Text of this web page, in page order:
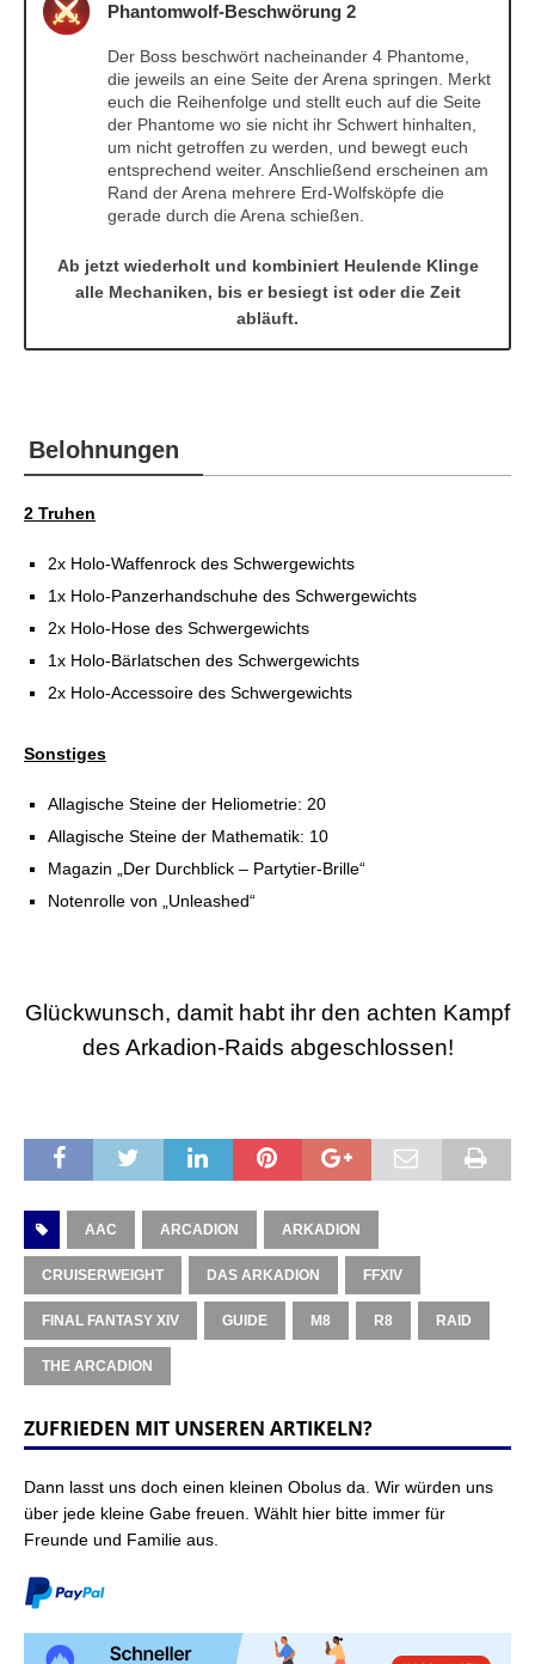
Phantomwolf-Beschwörung 2
Der Boss beschwört nacheinander 4 Phantome,
die jeweils an eine Seite der Arena springen. Merkt
euch die Reihenfolge und stellt euch auf die Seite
der Phantome wo sie nicht ihr Schwert hinhalten,
um nicht getroffen zu werden, und bewegt euch
entsprechend weiter. Anschließend erscheinen am
Rand der Arena mehrere Erd-Wolfsköpfe die
gerade durch die Arena schießen.
Ab jetzt wiederholt und kombiniert Heulende Klinge
alle Mechaniken, bis er besiegt ist oder die Zeit
abläuft.
Belohnungen
2 Truhen
2x Holo-Waffenrock des Schwergewichts
1x Holo-Panzerhandschuhe des Schwergewichts
2x Holo-Hose des Schwergewichts
1x Holo-Bärlatschen des Schwergewichts
2x Holo-Accessoire des Schwergewichts
Sonstiges
Allagische Steine der Heliometrie: 20
Allagische Steine der Mathematik: 10
Magazin „Der Durchblick – Partytier-Brille“
Notenrolle von „Unleashed“
Glückwunsch, damit habt ihr den achten Kampf
des Arkadion-Raids abgeschlossen!
AAC ARCADION ARKADION
CRUISERWEIGHT DAS ARKADION FFXIV
FINAL FANTASY XIV GUIDE M8 R8 RAID
THE ARCADION
ZUFRIEDEN MIT UNSEREN ARTIKELN?
Dann lasst uns doch einen kleinen Obolus da. Wir würden uns
über jede kleine Gabe freuen. Wählt hier bitte immer für
Freunde und Familie aus.